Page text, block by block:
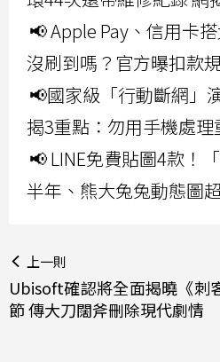
📢 Apple Pay、信用卡
沒刷到嗎？官方曝扣款
📢國家級「行動斷網」
揭3重點：勿用手機處
📢 LINE免費貼圖4款！
半年、熊大兔兔動態圖
上一則
Ubisoft確認將全面揭曉《刺
節 傳大刀闊斧刪除現代劇情